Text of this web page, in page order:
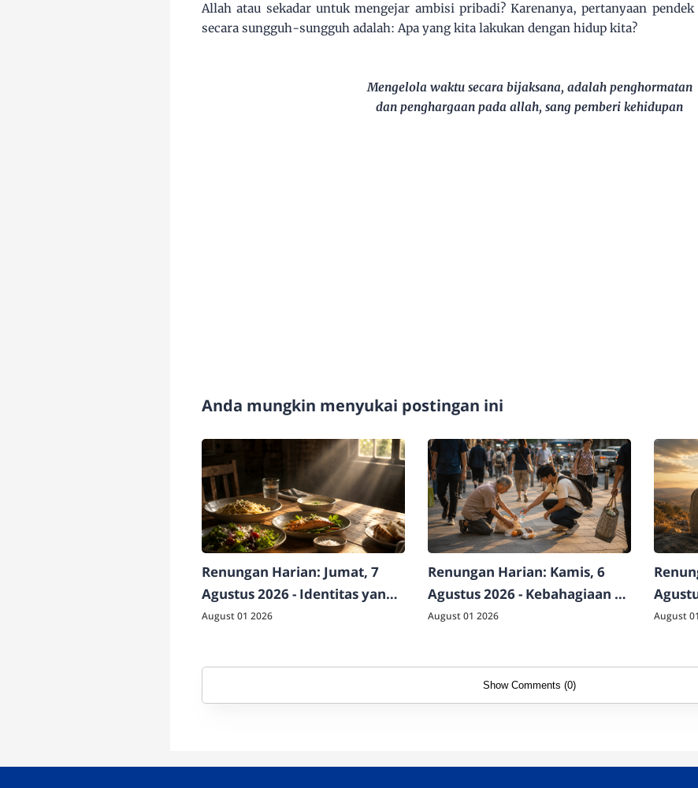
Allah atau sekadar untuk mengejar ambisi pribadi? Karenanya, pertanyaan
secara sungguh-sungguh adalah: Apa yang kita lakukan dengan hidup kita?
Mengelola waktu secara bijaksana, adalah penghormatan
dan penghargaan pada allah, sang pemberi kehidupan
Anda mungkin menyukai postingan ini
Renungan Harian: Jumat, 7
Agustus 2026 - Identitas yang
Berdampak
August 01 2026
Renungan Harian: Kamis, 6
Agustus 2026 - Kebahagiaan di
Luar Logika Dunia
August 01 2026
Raja
August
Show Comments (0)